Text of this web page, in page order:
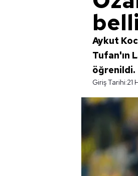
Aykut
Tufan'ın
öğrenildi.
Giriş Tarihi:21